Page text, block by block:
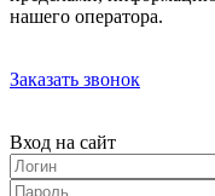
нашего оператора.
Заказать звонок
Вход на сайт